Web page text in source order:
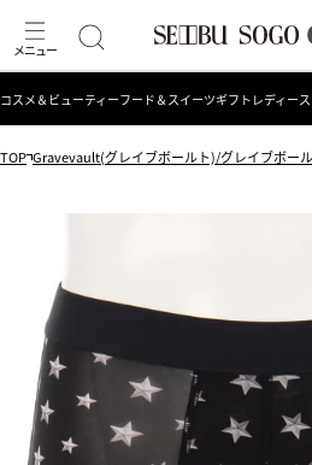
コスメ＆ビューティーフード＆スイーツギフト レディース
TOP Gravevault(グレイブボールト)/グレイブボー